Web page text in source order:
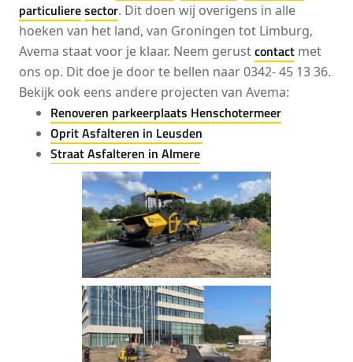
particulieresector. Dit doen wij overigens in alle
hoeken van het land, van Groningen tot Limburg,
Avema staat voor je klaar. Neem gerustcontact met
ons op. Dit doe je door te bellen naar 0342- 45 13 36.
Bekijk ook eens andere projecten van Avema:
Renoveren parkeerplaats Henschotermeer
Oprit Asfalteren in Leusden
Straat Asfalteren in Almere